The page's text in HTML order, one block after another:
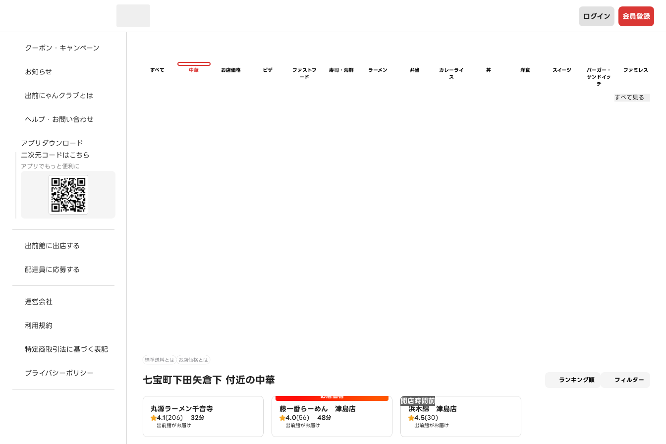
ログイン 会員登録
クーポン・キャンペーン
お知らせ
出前にゃんクラブとは
ヘルプ・お問い合わせ
アプリダウンロード
二次元コードはこちら
アプリでもっと便利に
出前館に出店する
配達員に応募する
運営会社
利用規約
特定商取引法に基づく表記
プライバシーポリシー
すべて 中華 お店価格 ピザ
ファストフ
ード
寿司・海鮮 ラーメン 弁当
カレーライ
ス
丼 洋食 スイーツ
バーガー・
サンドイッ
チ
ファミレス
すべて見る
標準送料とは お店価格とは
七宝町下田矢倉下 付近の中華 ランキング順 フィルター
丸源ラーメン千音寺
4.1(206) 32分
出前館がお届け
お店価格
藤一番らーめん 津島店
4.0(56) 48分
出前館がお届け
開店時間前
浜木綿 津島店
4.5(30)
出前館がお届け